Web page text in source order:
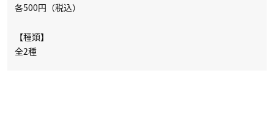
各500円（税込）
【種類】
全2種